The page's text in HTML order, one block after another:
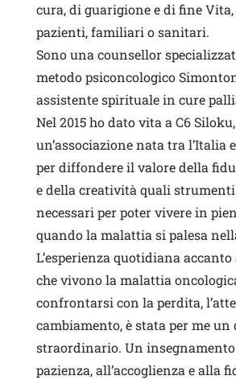
cura, di guarigione e di fine
pazienti, familiari o sanitari.
Sono una counsellor
metodo psiconcologico
assistente spirituale in cure
Nel 2015 ho dato vita a C6 Siloku,
un’associazione nata tra l’Italia
per diffondere il valore della
e della creatività quali strumenti
necessari per poter vivere in
quando la malattia si palesa
L’esperienza quotidiana
che vivono la malattia
confrontarsi con la perdita,
cambiamento, è stata per me un
straordinario. Un
pazienza, all’accoglienza e alla